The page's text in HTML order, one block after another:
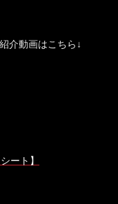
介動画はこちら↓
ート】